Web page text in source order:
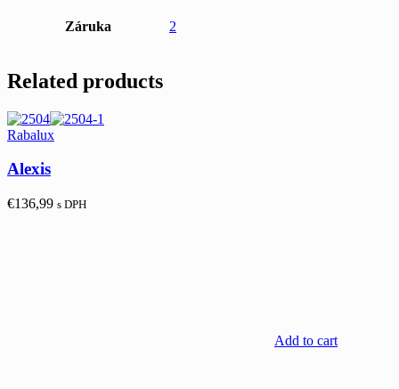
Záruka 2
Related products
Rabalux
Alexis
€136,99 s DPH
Add to cart